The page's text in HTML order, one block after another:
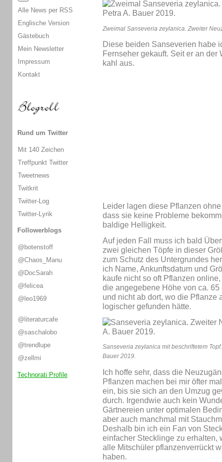
Zweimal Sanseveria zeylanica. Zweiter
Diese beiden Sanseverien habe
Fernseher gekauft. Seit er an der
kahl aus.
Leider lagen diese Pflanzen
dass sie keine Probleme
baldige Helligkeit.
Auf jeden Fall muss ich bald
zwei gleichen Töpfe in dieser
zum Schutz des Untergrundes
ich Name, Ankunftsdatum und
kaufe nicht so oft Pflanzen
die angegebene Höhe von ca.
und nicht ab dort, wo die Pflanze
logischer gefunden hätte.
Sanseveria zeylanica mit beschriftetem
Bauer 2019.
Ich hoffe sehr, dass die
Pflanzen machen bei mir öfter
ein, bis sie sich an den Umzug
durch. Irgendwie auch kein
Gärtnereien unter optimalen
aber auch manchmal mit
Deshalb bin ich ein Fan von
einfacher Stecklinge zu
alle Mitschüler pflanzenverrückt
haben.
Alle News per RSS
Englische Version
Gästebuch
Mein Newsletter
Impressum
Kontakt
Rund um Twitter
Mit 140 Zeichen
Treffpunkt Twitter
Tweetnews
Twitkrit
Twitter-Log
Twitter-Lyrik
Followerblogs
@botenstoff
@Chaos_Manu
@DocSarah
@felicea
@leo1969
@literaturcafe
@saschalobo
@trendlupe
@zellmi
Technorati Profile